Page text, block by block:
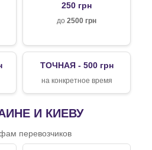
250 грн
до 2500 грн
ТОЧНАЯ - 500 грн
на конкретное время
И КИЕВУ
перевозчиков